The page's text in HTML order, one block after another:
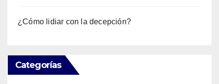
¿Cómo lidiar con la decepción?
Categorías